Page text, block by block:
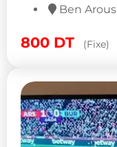
Ben Arous
800 DT (Fixe)